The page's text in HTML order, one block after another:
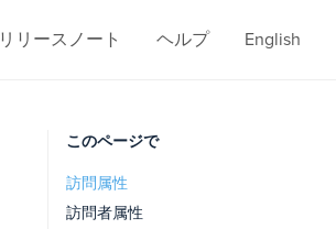
リリースノート ヘルプ English
このページで
訪問属性
訪問者属性